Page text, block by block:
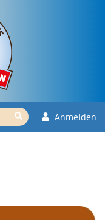
Anmelden